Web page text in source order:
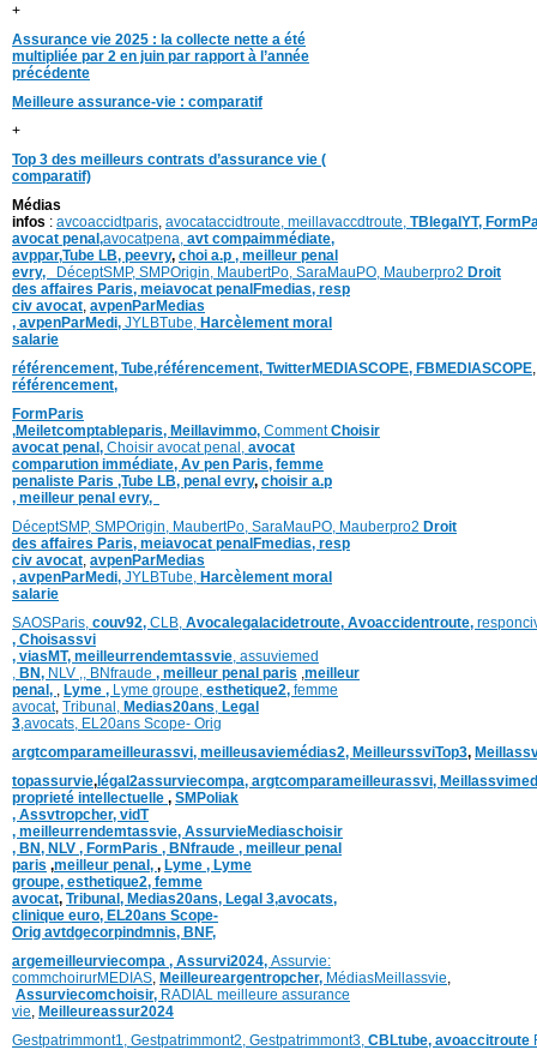
+
Assurance vie 2025 : la collecte nette a été
multipliée par 2 en juin par rapport à l’année
précédente
Meilleure assurance-vie : comparatif
+
Top 3 des meilleurs contrats d’assurance vie (
comparatif)
Médias
infos : avcoaccidtparis avocataccidtroute, meillavaccdtroute, TBlegalYT,
avocat penal,avocatpena, avt compaimmédiate,
avppar,Tube LB, peevry, choi a.p , meilleur penal
evry, DéceptSMP, SMPOrigin, MaubertPo, SaraMauPO, Mauberpro2 Droit
des affaires Paris, meiavocat penalFmedias, resp
civ avocat avpenParMedias
, avpenParMedi, JYLBTube, Harcèlement moral
salarie
référencement, Tube,référencement, TwitterMEDIASCOPE, FBMEDIASCOPE
référencement,
FormParis
,Meiletcomptableparis, Meillavimmo, CommentChoisir
avocat penal, Choisir avocat penal, avocat
comparution immédiate, Av pen Paris, femme
penaliste Paris ,Tube LB, penal evry, choisir a.p
, meilleur penal evry,
DéceptSMP, SMPOrigin, MaubertPo, SaraMauPO, Mauberpro2 Droit
des affaires Paris, meiavocat penalFmedias, resp
civ avocat avpenParMedias
, avpenParMedi, JYLBTube, Harcèlement moral
salarie
SAOSParis, couv92, CLB, Avocalegalacidetroute, Avoaccidentroute,
, Choisassvi
, viasMT, meilleurrendemtassvie assuviemed
BN, NLV , BNfraude , meilleur penal paris meilleur
penal,
Lyme , Lyme groupe, esthetique2, femme
avocat, Tribunal, Medias20ans Legal
3 avocats, EL20ans Scope- Orig
argtcomparameilleurassvi, meilleusaviemédias2, MeilleurssviTop3,
topassurvie,légal2assurviecompa, argtcomparameilleurassvi,
proprieté intellectuelle , SMPoliak
, Assvtropcher, vidT
, meilleurrendemtassvie, AssurvieMediaschoisir
, BN, NLV , FormParis , BNfraude , meilleur penal
paris ,meilleur penal, , Lyme , Lyme
groupe, esthetique2, femme
avocat, Tribunal, Medias20ans, Legal 3,avocats,
clinique euro, EL20ans Scope-
Orig avtdgecorpindmnis, BNF,
argemeilleurviecompa , Assurvi2024, Assurvie:
commchoirurMEDIAS Meilleureargentropcher, MédiasMeillassvie
Assurviecomchoisir, RADIAL meilleure assurance
vie Meilleureassur2024
Gestpatrimmont1, Gestpatrimmont2, Gestpatrimmont3, CBLtube, avoaccitroute